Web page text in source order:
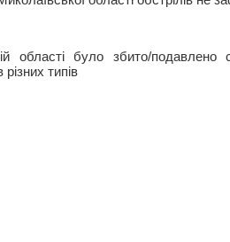
області було збито/
різних типів